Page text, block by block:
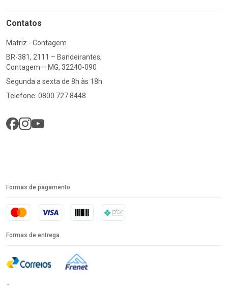
Contatos
Matriz - Contagem
BR-381, 2111 – Bandeirantes,
Contagem – MG, 32240-090
Segunda a sexta de 8h às 18h
Telefone: 0800 727 8448
Formas de pagamento
Formas de entrega